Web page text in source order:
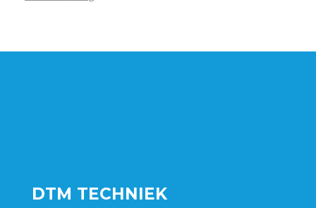
DTM TECHNIEK